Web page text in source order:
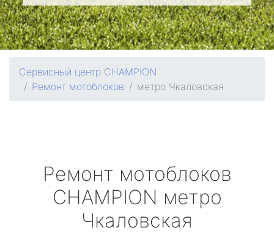
Сервисный центр CHAMPION
Ремонт мотоблоков
метро Чкаловская
Ремонт мотоблоков
CHAMPION метро
Чкаловская